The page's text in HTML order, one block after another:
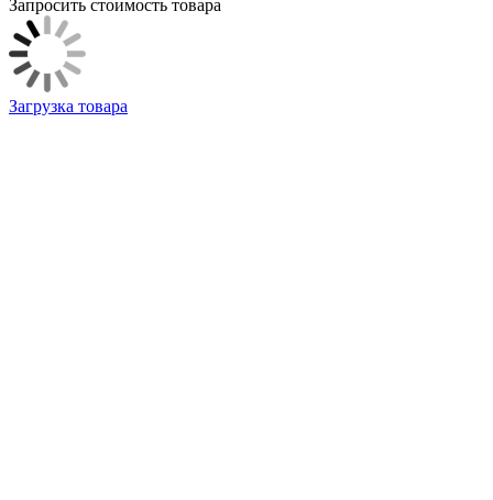
Запросить стоимость товара
Загрузка товара